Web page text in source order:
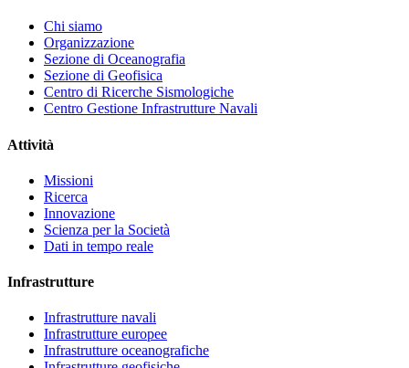
menuChi siamo
Organizzazione
Sezione di Oceanografia
Sezione di Geofisica
Centro di Ricerche Sismologiche
Centro Gestione Infrastrutture Navali
Attività
Missioni
Ricerca
Innovazione
Scienza per la Società
Dati in tempo reale
Infrastrutture
Infrastrutture navali
Infrastrutture europee
Infrastrutture oceanografiche